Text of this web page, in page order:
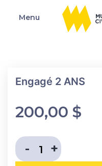
Menu
Engagé 2 ANS
200,00 $
- Diminuer
+